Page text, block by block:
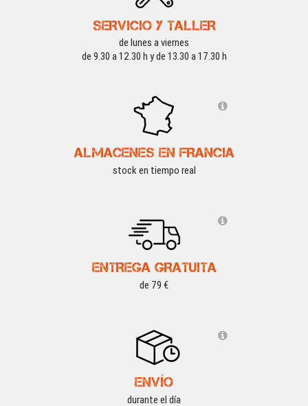
SERVICIO Y TALLER
de lunes a viernes
de 9.30 a 12.30 h y de 13.30 a 17.30 h
ALMACENES EN FRANCIA
stock en tiempo real
ENTREGA GRATUITA
de 79 €
ENVÍO
durante el día